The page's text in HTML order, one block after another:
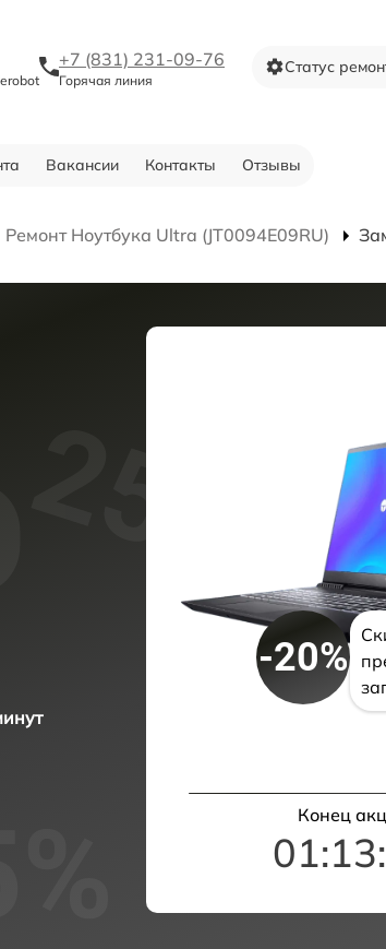
+7 (831) 231-09-76
Горячая линия
Статус
Вакансии Контакты Отзывы
Ремонт Ноутбука Ultra (JT0094E09RU)
-20%
Конец